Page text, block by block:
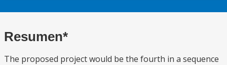
Resumen*
The proposed project would be the fourth in a sequence